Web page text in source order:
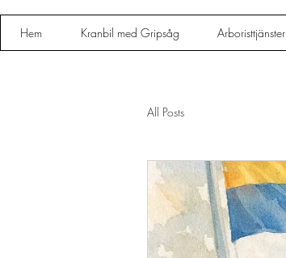
Hem Kranbil med Gripsåg Arboristtjänster
All Posts